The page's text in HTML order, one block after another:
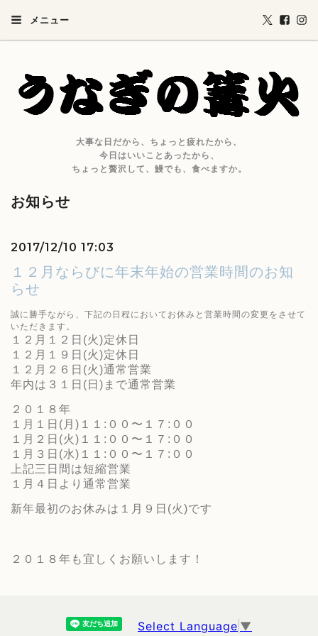
メニュー
大事な日だから、ちょっと疲れたから、
今日はいいことあったから、
ちょっと贅沢して、鰻でも、食べますか。
お知らせ
2017/12/10 17:03
１２月ならびに年末年始の営業時間のお知
らせ
誠に勝手ながら、下記の日程においてお休みと営業時間の変更をさせて
いただきます。
１２月１２日(火)定休日
１２月１９日(火)定休日
１２月２６日(火)通常営業
年内は３１日(日)まで通常営業
２０１８年
１月１日(月)１１:００〜１７:００
１月２日(火)１１:００〜１７:００
１月３日(水)１１:００〜１７:００
上記三日間は短縮営業
１月４日より通常営業
新年最初のお休みは１月９日(火)です
２０１８年も宜しくお願いします！
Select Language ▼